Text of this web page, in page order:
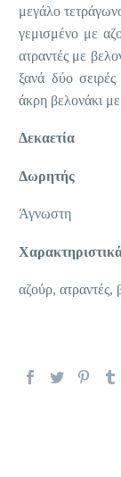
μεγάλο
γεμισμένο με
ατραντές με
ξανά δύο σειρές
άκρη βελονάκι
Δεκαετία
Δωρητής
Άγνωστη
αζούρ, ατραντές,